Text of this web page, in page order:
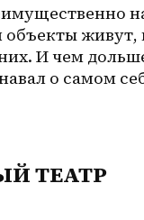
объекты живут,
И чем
о самом
ТЕАТР